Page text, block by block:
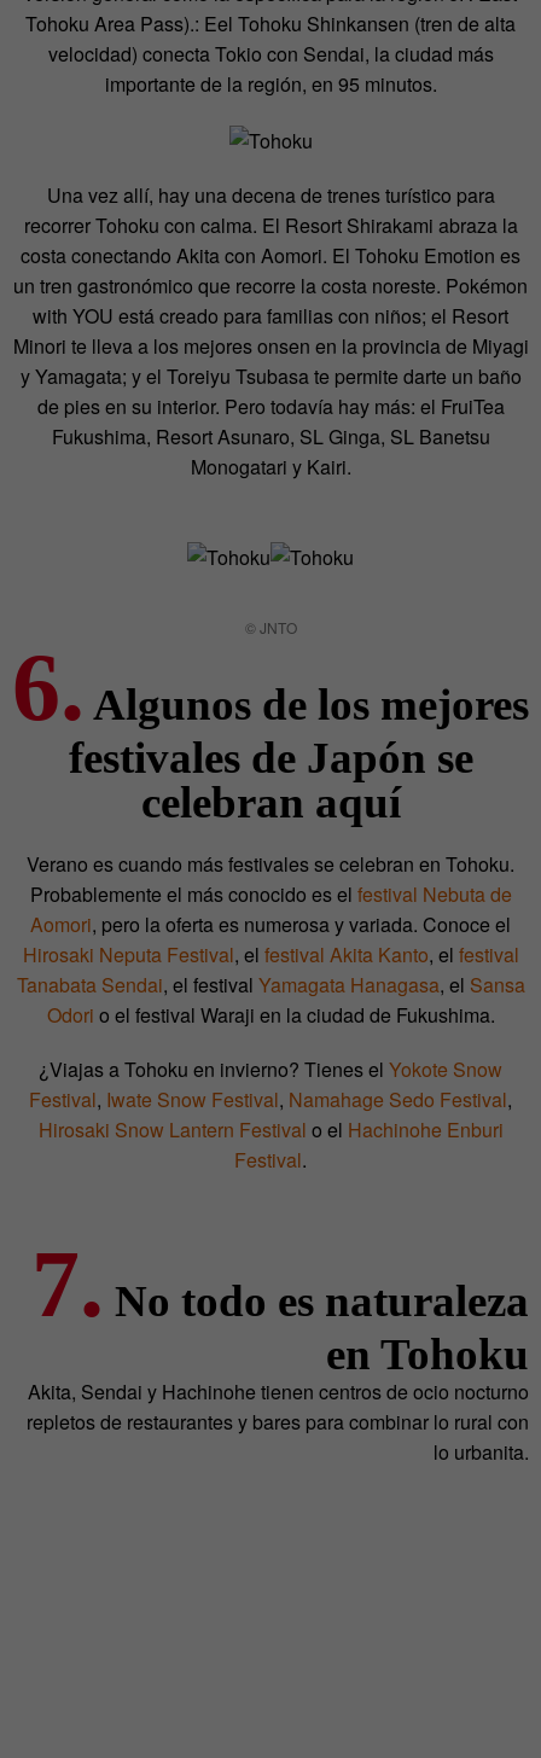
Tohoku Area Pass).: Eel Tohoku Shinkansen (tren de alta
velocidad) conecta Tokio con Sendai, la ciudad más
importante de la región, en 95 minutos.
Una vez allí, hay una decena de trenes turístico para
recorrer Tohoku con calma. El Resort Shirakami abraza la
costa conectando Akita con Aomori. El Tohoku Emotion es
un tren gastronómico que recorre la costa noreste. Pokémon
with YOU está creado para familias con niños; el Resort
Minori te lleva a los mejores onsen en la provincia de Miyagi
y Yamagata; y el Toreiyu Tsubasa te permite darte un baño
de pies en su interior. Pero todavía hay más: el FruiTea
Fukushima, Resort Asunaro, SL Ginga, SL Banetsu
Monogatari y Kairi.
© JNTO
6. Algunos de los mejores
festivales de Japón se
celebran aquí
Verano es cuando más festivales se celebran en Tohoku.
Probablemente el más conocido es el festival Nebuta de
Aomori, pero la oferta es numerosa y variada. Conoce el
Hirosaki Neputa Festival, el festival Akita Kanto, el festival
Tanabata Sendai, el festival Yamagata Hanagasa, el Sansa
Odori o el festival Waraji en la ciudad de Fukushima.
¿Viajas a Tohoku en invierno? Tienes el Yokote Snow
Festival, Iwate Snow Festival, Namahage Sedo Festival,
Hirosaki Snow Lantern Festival o el Hachinohe Enburi
Festival.
7. No todo es naturaleza
en Tohoku
Akita, Sendai y Hachinohe tienen centros de ocio nocturno
repletos de restaurantes y bares para combinar lo rural con
lo urbanita.